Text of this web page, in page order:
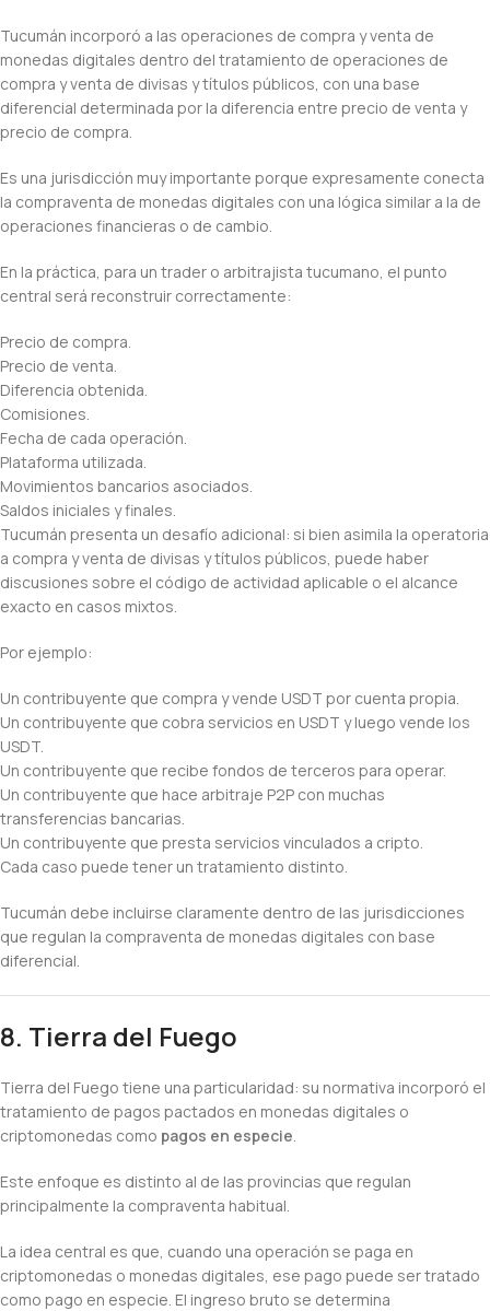
Tucumán incorporó a las operaciones de compra y venta de
monedas digitales dentro del tratamiento de operaciones de
compra y venta de divisas y títulos públicos, con una base
diferencial determinada por la diferencia entre precio de venta y
precio de compra.
Es una jurisdicción muy importante porque expresamente conecta
la compraventa de monedas digitales con una lógica similar a la de
operaciones financieras o de cambio.
En la práctica, para un trader o arbitrajista tucumano, el punto
central será reconstruir correctamente:
Precio de compra.
Precio de venta.
Diferencia obtenida.
Comisiones.
Fecha de cada operación.
Plataforma utilizada.
Movimientos bancarios asociados.
Saldos iniciales y finales.
Tucumán presenta un desafío adicional: si bien asimila la operatoria
a compra y venta de divisas y títulos públicos, puede haber
discusiones sobre el código de actividad aplicable o el alcance
exacto en casos mixtos.
Por ejemplo:
Un contribuyente que compra y vende USDT por cuenta propia.
Un contribuyente que cobra servicios en USDT y luego vende los
USDT.
Un contribuyente que recibe fondos de terceros para operar.
Un contribuyente que hace arbitraje P2P con muchas
transferencias bancarias.
Un contribuyente que presta servicios vinculados a cripto.
Cada caso puede tener un tratamiento distinto.
Tucumán debe incluirse claramente dentro de las jurisdicciones
que regulan la compraventa de monedas digitales con base
diferencial.
8. Tierra del Fuego
Tierra del Fuego tiene una particularidad: su normativa incorporó el
tratamiento de pagos pactados en monedas digitales o
criptomonedas como pagos en especie.
Este enfoque es distinto al de las provincias que regulan
principalmente la compraventa habitual.
La idea central es que, cuando una operación se paga en
criptomonedas o monedas digitales, ese pago puede ser tratado
como pago en especie. El ingreso bruto se determina